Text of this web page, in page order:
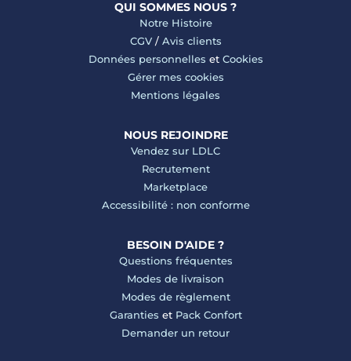
QUI SOMMES NOUS ?
Notre Histoire
CGV/ Avis clients
Données personnelles et Cookies
Gérer mes cookies
Mentions légales
NOUS REJOINDRE
Vendez sur LDLC
Recrutement
Marketplace
Accessibilité : non conforme
BESOIN D'AIDE ?
Questions fréquentes
Modes de livraison
Modes de règlement
Garanties et Pack Confort
Demander un retour